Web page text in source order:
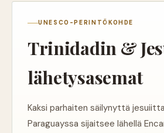
UNESCO-PERINTÖKOHDE
Trinidadin &
lähetysasemat
Kaksi parhaiten säilynyttä
Paraguayssa sijaitsee lähellä